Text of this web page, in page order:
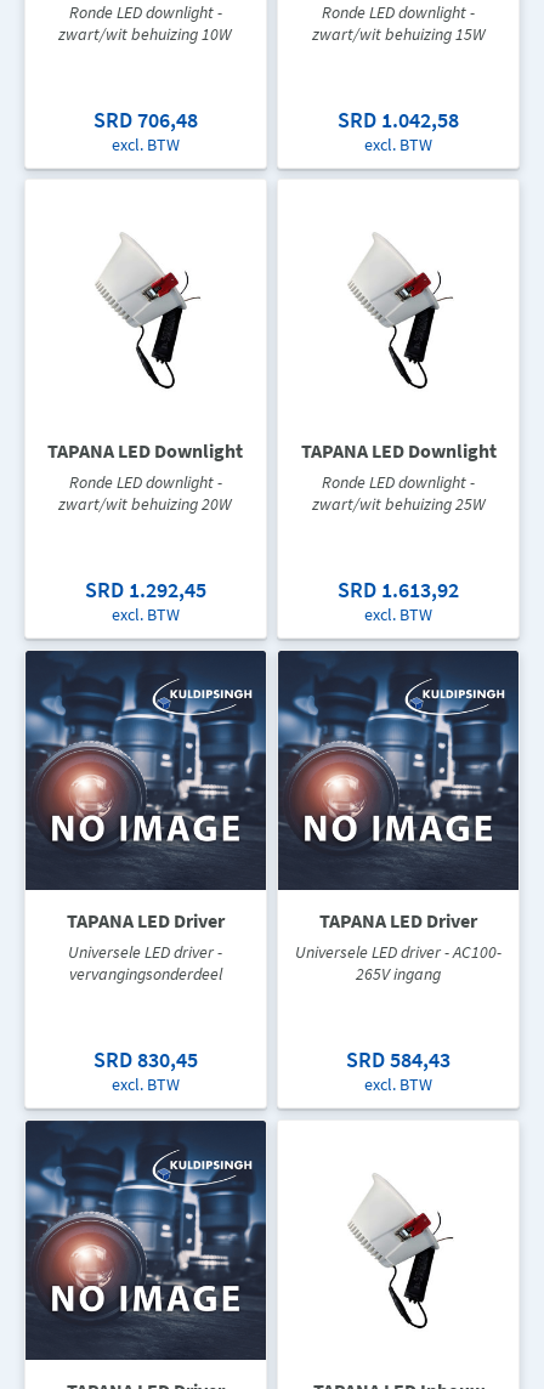
Ronde LED downlight -
zwart/wit behuizing 10W
SRD 706,48
excl. BTW
Ronde LED downlight -
zwart/wit behuizing 15W
SRD 1.042,58
excl. BTW
TAPANA LED Downlight
Ronde LED downlight -
zwart/wit behuizing 20W
SRD 1.292,45
excl. BTW
TAPANA LED Downlight
Ronde LED downlight -
zwart/wit behuizing 25W
SRD 1.613,92
excl. BTW
TAPANA LED Driver
Universele LED driver -
vervangingsonderdeel
SRD 830,45
excl. BTW
TAPANA LED Driver
Universele LED driver - AC100-
265V ingang
SRD 584,43
excl. BTW